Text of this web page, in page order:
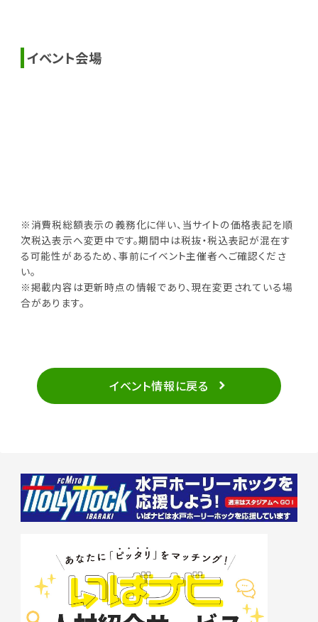
イベント会場
※消費税総額表示の義務化に伴い、当サイトの価格表記を順
次税込表示へ変更中です。期間中は税抜・税込表記が混在す
る可能性があるため、事前にイベント主催者へご確認くださ
い。
※掲載内容は更新時点の情報であり、現在変更されている場
合があります。
イベント情報に戻る